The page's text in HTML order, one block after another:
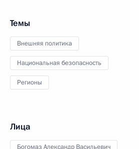
Темы
Внешняя политика
Национальная безопасность
Регионы
Лица
Богомаз Александр Васильевич